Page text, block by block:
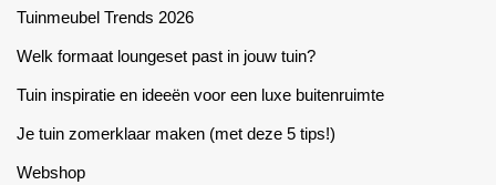
Tuinmeubel Trends 2026
Welk formaat loungeset past in jouw tuin?
Tuin inspiratie en ideeën voor een luxe buitenruimte
Je tuin zomerklaar maken (met deze 5 tips!)
Webshop